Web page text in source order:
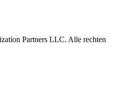
Partners LLC. Alle rechten